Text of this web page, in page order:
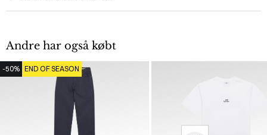
Andre har også købt
-50% END OF SEASON